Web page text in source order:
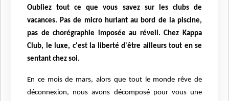
Oubliez tout ce que vous savez sur les clubs de
vacances. Pas de micro hurlant au bord de la piscine,
pas de chorégraphie imposée au réveil. Chez Kappa
Club, le luxe, c'est la liberté d'être ailleurs tout en se
sentant chez soi.
En ce mois de mars, alors que tout le monde rêve de
déconnexion, nous avons décomposé pour vous une